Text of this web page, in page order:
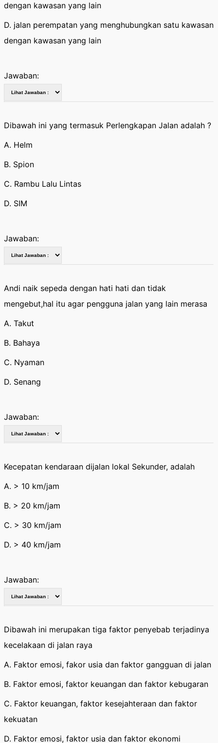
dengan kawasan yang lain
D. jalan perempatan yang menghubungkan satu kawasan
dengan kawasan yang lain
Jawaban:
Dibawah ini yang termasuk Perlengkapan Jalan adalah ?
A. Helm
B. Spion
C. Rambu Lalu Lintas
D. SIM
Jawaban:
Andi naik sepeda dengan hati hati dan tidak
mengebut,hal itu agar pengguna jalan yang lain merasa
A. Takut
B. Bahaya
C. Nyaman
D. Senang
Jawaban:
Kecepatan kendaraan dijalan lokal Sekunder, adalah
A. > 10 km/jam
B. > 20 km/jam
C. > 30 km/jam
D. > 40 km/jam
Jawaban:
Dibawah ini merupakan tiga faktor penyebab terjadinya
kecelakaan di jalan raya
A. Faktor emosi, fakor usia dan faktor gangguan di jalan
B. Faktor emosi, faktor keuangan dan faktor kebugaran
C. Faktor keuangan, faktor kesejahteraan dan faktor
kekuatan
D. Faktor emosi, faktor usia dan faktor ekonomi